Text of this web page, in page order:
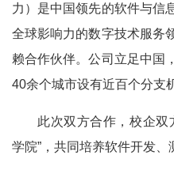
力） 是中国领先的软件与信
全球影响力的数字技术服务
赖合作伙伴。公司立足中国
40余个城市设有近百个分支
此次双方合作，校企双
学院”，共同培养软件开发、